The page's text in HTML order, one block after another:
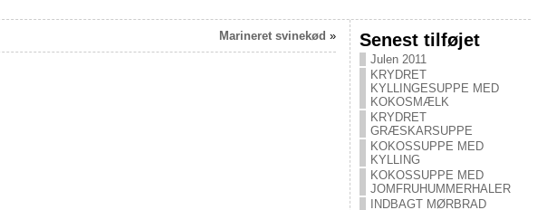
Marineret svinekød » Senest tilføjet
Julen 2011
KRYDRET
KYLLINGESUPPE MED
KOKOSMÆLK
KRYDRET
GRÆSKARSUPPE
KOKOSSUPPE MED
KYLLING
KOKOSSUPPE MED
JOMFRUHUMMERHALER
INDBAGT MØRBRAD